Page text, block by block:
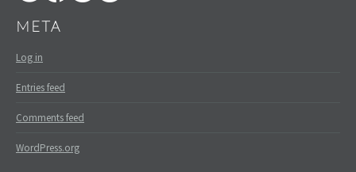
META
Log in
Entries feed
Comments feed
WordPress.org